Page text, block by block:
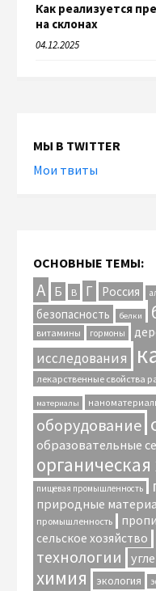
Как реализуется
на склонах
04.12.2025
МЫ В TWITTER
Мои твиты
ОСНОВНЫЕ ТЕМЫ:
А Б В Г Россия
безопасность белки
витамины гормоны
исследования
лекарственные свойства
материалы
оборудование
образовательные
пищевая промышленность
природные
промышленность
сельское хозяйство
технологии
химия экология